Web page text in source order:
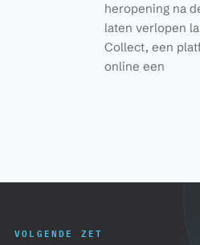
heropening na
laten verlopen
Collect, een
online een
VOLGENDE ZET